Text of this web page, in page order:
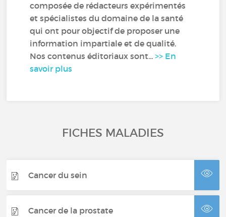
composée de rédacteurs expérimentés
et spécialistes du domaine de la santé
qui ont pour objectif de proposer une
information impartiale et de qualité.
Nos contenus éditoriaux sont...>> En
savoir plus
FICHES MALADIES
Cancer du sein
Cancer de la prostate